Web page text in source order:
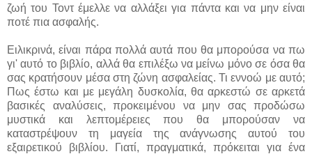
ζωή του Τοντ έμελλε να αλλάξει για πάντα και να μην είναι
ποτέ πια ασφαλής.
Ειλικρινά, είναι πάρα πολλά αυτά που θα μπορούσα να πω
γι' αυτό το βιβλίο, αλλά θα επιλέξω να μείνω μόνο σε όσα θα
σας κρατήσουν μέσα στη ζώνη ασφαλείας. Τι εννοώ με αυτό;
Πως έστω και με μεγάλη δυσκολία, θα αρκεστώ σε αρκετά
βασικές αναλύσεις, προκειμένου να μην σας προδώσω
μυστικά και λεπτομέρειες που θα μπορούσαν να
καταστρέψουν τη μαγεία της ανάγνωσης αυτού του
εξαιρετικού βιβλίου. Γιατί, πραγματικά, πρόκειται για ένα